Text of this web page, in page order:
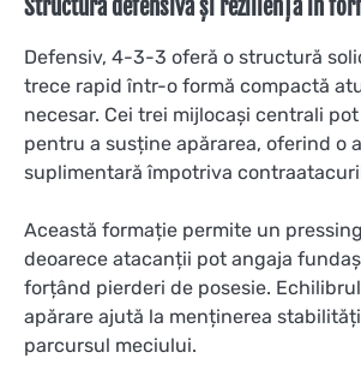
Structura defensivă și reziliența în
Defensiv, 4-3-3 oferă o structură
trece rapid într-o formă compactă
necesar. Cei trei mijlocași centrali
pentru a susține apărarea, oferind o
suplimentară împotriva
Această formație permite un
deoarece atacanții pot angaja
forțând pierderi de posesie.
apărare ajută la menținerea
parcursul meciului.